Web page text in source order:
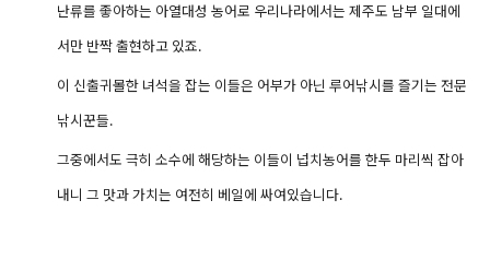
난류를 좋아하는 아열대성 농어로 우리나라에서는 제주도 남부 일대에
서만 반짝 출현하고 있죠.
이 신출귀몰한 녀석을 잡는 이들은 어부가 아닌 루어낚시를 즐기는 전문
낚시꾼들.
그중에서도 극히 소수에 해당하는 이들이 넙치농어를 한두 마리씩 잡아
내니 그 맛과 가치는 여전히 베일에 싸여있습니다.